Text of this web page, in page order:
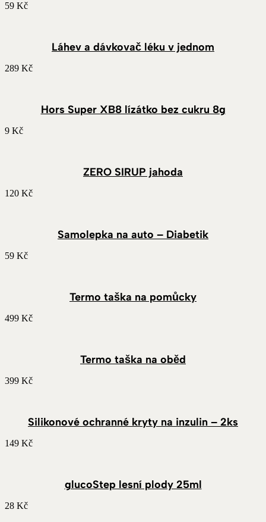
59 Kč
Láhev a dávkovač léku v jednom
289 Kč
Hors Super XB8 lízátko bez cukru 8g
9 Kč
ZERO SIRUP jahoda
120 Kč
Samolepka na auto – Diabetik
59 Kč
Termo taška na pomůcky
499 Kč
Termo taška na oběd
399 Kč
Silikonové ochranné kryty na inzulin – 2ks
149 Kč
glucoStep lesní plody 25ml
28 Kč